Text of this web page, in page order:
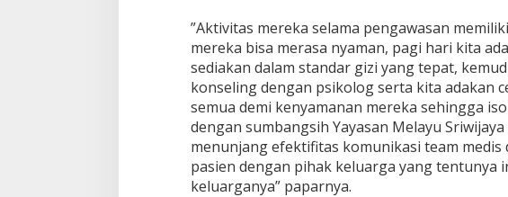
J
k
a
b
a
r
n
g
”Aktivitas mereka selama pengawasan
mereka bisa merasa nyaman, pagi hari kita
sediakan dalam standar gizi yang tepat,
konseling dengan psikolog serta kita adakan
semua demi kenyamanan mereka sehingga
dengan sumbangsih Yayasan Melayu
menunjang efektifitas komunikasi team
pasien dengan pihak keluarga yang tentunya
keluarganya” paparnya.